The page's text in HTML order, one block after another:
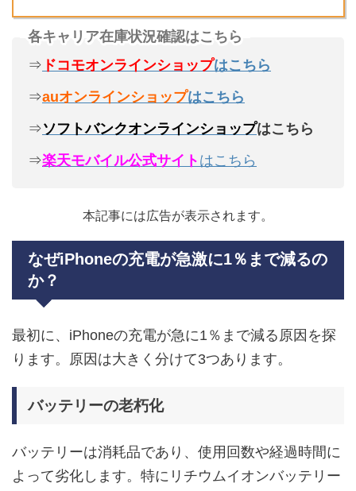
各キャリア在庫状況確認はこちら
⇒ ドコモオンラインショップはこちら
⇒auオンラインショップはこちら
⇒ソフトバンクオンラインショップはこちら
⇒楽天モバイル公式サイト はこちら
本記事には広告が表示されます。
なぜiPhoneの充電が急激に1％まで減るの
か？
最初に、iPhoneの充電が急に1％まで減る原因を探
ります。原因は大きく分けて3つあります。
バッテリーの老朽化
バッテリーは消耗品であり、使用回数や経過時間に
よって劣化します。特にリチウムイオンバッテリー